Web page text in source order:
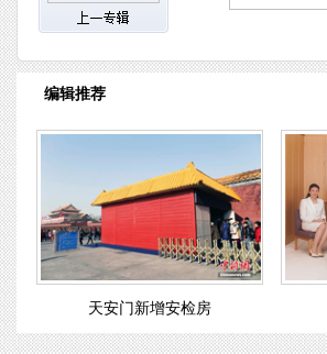
编辑推荐
天安门新增安检房